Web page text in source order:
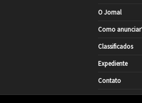
O Jornal
Como
Classificados
Expediente
Contato